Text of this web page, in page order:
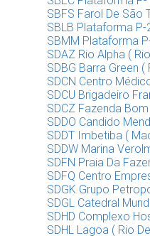
SBFS Farol De São
SBLB Plataforma
SBMM Plataforma
SDAZ Rio Alpha (
SDBG Barra Green
SDCN Centro
SDCU Brigadeiro
SDCZ Fazenda
SDDO Candido
SDDT Imbetiba (
SDDW Marina
SDFN Praia Da
SDFQ Centro
SDGK Grupo
SDGL Catedral
SDHD Complexo
SDHL Lagoa ( Rio